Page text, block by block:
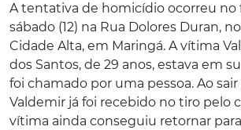
A tentativa de homicídio ocorreu no
sábado (12) na Rua Dolores Duran,
Cidade Alta, em Maringá. A vítima
dos Santos, de 29 anos, estava em
foi chamado por uma pessoa. Ao
Valdemir já foi recebido no tiro pelo
vítima ainda conseguiu retornar